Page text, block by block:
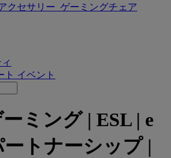
クセサリー ゲーミングチェア
ト イベント
ミング | ESL | e
トナーシップ |